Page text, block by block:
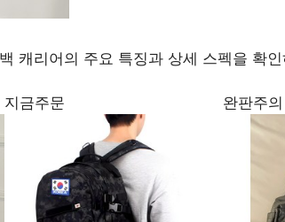
캐리어의 주요 특징과 상세 스펙을 확
지금주문 완판주의